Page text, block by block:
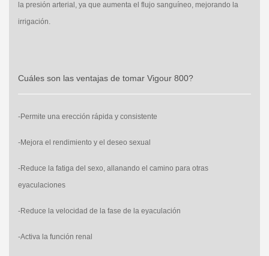
la presión arterial, ya que aumenta el flujo sanguíneo, mejorando la
irrigación.
Cuáles son las ventajas de tomar Vigour 800?
-Permite una erección rápida y consistente
-Mejora el rendimiento y el deseo sexual
-Reduce la fatiga del sexo, allanando el camino para otras
eyaculaciones
-Reduce la velocidad de la fase de la eyaculación
-Activa la función renal